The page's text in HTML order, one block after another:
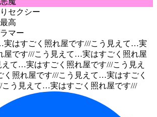
セクシー
高
マー
はすごく照れ屋です///こう見えて…実
屋です///こう見えて…実はすごく照れ屋
えて…実はすごく照れ屋です///こう見え
照れ屋です///こう見えて…実はすごく
こう見えて…実はすごく照れ屋です///